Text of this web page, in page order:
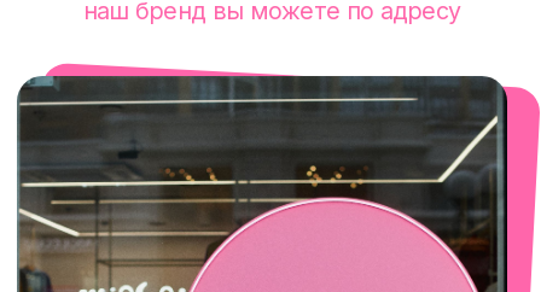
Сочи
Село Эстосадок, ТРЦ Горки Молл,
Горная Карусель, 3
+7 (919) 374-04-04
с 10-00 до 22-00
смотреть в Яндекс. Картах